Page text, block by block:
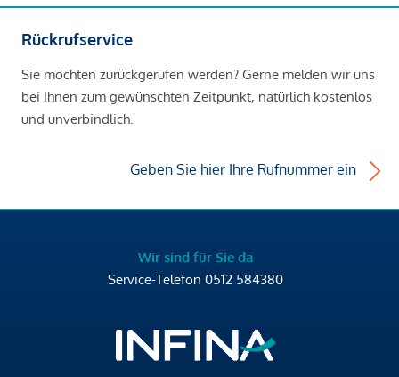
Apotheke <1.000m
Klinik <500m
Kinder & Schulen
Schule <500m
Universität <6.500m
Supermarkt <1.000m
Bäckerei <1.500m
Geldautomat <1.000m
Rückrufservice
Sie möchten zurückgerufen werden? Gerne melden wir uns
bei Ihnen zum gewünschten Zeitpunkt, natürlich kostenlos
und unverbindlich.
Geben Sie hier Ihre Rufnummer ein
Wir sind für Sie da
Service-Telefon 0512 584380